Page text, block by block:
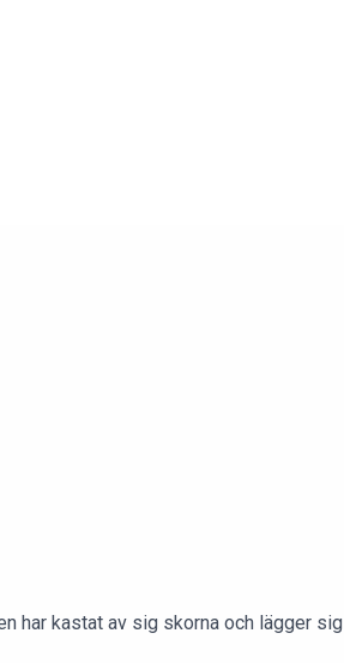
har kastat av sig skorna och lägger